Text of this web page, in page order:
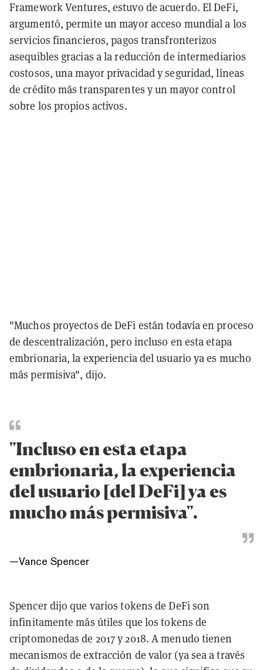
Framework Ventures, estuvo de acuerdo. El DeFi,
argumentó, permite un mayor acceso mundial a los
servicios financieros, pagos transfronterizos
asequibles gracias a la reducción de intermediarios
costosos, una mayor privacidad y seguridad, líneas
de crédito más transparentes y un mayor control
sobre los propios activos.
"Muchos proyectos de DeFi están todavía en proceso
de descentralización, pero incluso en esta etapa
embrionaria, la experiencia del usuario ya es mucho
más permisiva", dijo.
"Incluso en esta etapa
embrionaria, la experiencia
del usuario [del DeFi] ya es
mucho más permisiva".
—Vance Spencer
Spencer dijo que varios tokens de DeFi son
infinitamente más útiles que los tokens de
criptomonedas de 2017 y 2018. A menudo tienen
mecanismos de extracción de valor (ya sea a través